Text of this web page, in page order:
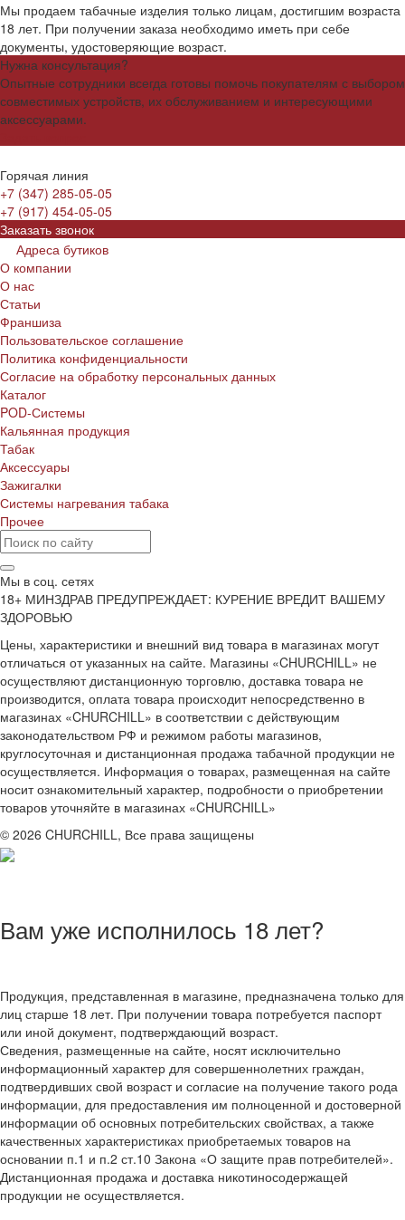
Мы продаем табачные изделия только лицам, достигшим возраста
18 лет. При получении заказа необходимо иметь при себе
документы, удостоверяющие возраст.
Нужна консультация?
Опытные сотрудники всегда готовы помочь покупателям с выбором
совместимых устройств, их обслуживанием и интересующими
аксессуарами.
Горячая линия
+7 (347) 285-05-05
+7 (917) 454-05-05
Заказать звонок
Адреса бутиков
О компании
О нас
Статьи
Франшиза
Пользовательское соглашение
Политика конфиденциальности
Согласие на обработку персональных данных
Каталог
POD-Системы
Кальянная продукция
Табак
Аксессуары
Зажигалки
Системы нагревания табака
Прочее
Мы в соц. сетях
18+ МИНЗДРАВ ПРЕДУПРЕЖДАЕТ: КУРЕНИЕ ВРЕДИТ ВАШЕМУ
ЗДОРОВЬЮ
Цены, характеристики и внешний вид товара в магазинах могут
отличаться от указанных на сайте. Магазины «CHURCHILL» не
осуществляют дистанционную торговлю, доставка товара не
производится, оплата товара происходит непосредственно в
магазинах «CHURCHILL» в соответствии с действующим
законодательством РФ и режимом работы магазинов,
круглосуточная и дистанционная продажа табачной продукции не
осуществляется. Информация о товарах, размещенная на сайте
носит ознакомительный характер, подробности о приобретении
товаров уточняйте в магазинах «CHURCHILL»
© 2026 CHURCHILL, Все права защищены
Вам уже исполнилось 18 лет?
Продукция, представленная в магазине, предназначена только для
лиц старше 18 лет. При получении товара потребуется паспорт
или иной документ, подтверждающий возраст.
Сведения, размещенные на сайте, носят исключительно
информационный характер для совершеннолетних граждан,
подтвердивших свой возраст и согласие на получение такого рода
информации, для предоставления им полноценной и достоверной
информации об основных потребительских свойствах, а также
качественных характеристиках приобретаемых товаров на
основании п.1 и п.2 ст.10 Закона «О защите прав потребителей».
Дистанционная продажа и доставка никотиносодержащей
продукции не осуществляется.